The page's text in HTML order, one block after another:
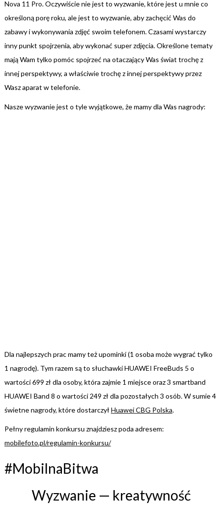
Nova 11 Pro. Oczywiście nie jest to wyzwanie, które jest u mnie co
określoną porę roku, ale jest to wyzwanie, aby zachęcić Was do
zabawy i wykonywania zdjęć swoim telefonem. Czasami wystarczy
inny punkt spojrzenia, aby wykonać super zdjęcia. Określone tematy
mają Wam tylko pomóc spojrzeć na otaczający Was świat trochę z
innej perspektywy, a właściwie trochę z innej perspektywy przez
Wasz aparat w telefonie.
Nasze wyzwanie jest o tyle wyjątkowe, że mamy dla Was nagrody:
Dla najlepszych prac mamy też upominki (1 osoba może wygrać tylko
1 nagrodę). Tym razem są to słuchawki HUAWEI FreeBuds 5 o
wartości 699 zł dla osoby, która zajmie 1 miejsce oraz 3 smartband
HUAWEI Band 8 o wartości 249 zł dla pozostałych 3 osób. W sumie 4
świetne nagrody, które dostarczył Huawei CBG Polska.
Pełny regulamin konkursu znajdziesz poda adresem:
mobilefoto.pl/regulamin-konkursu/
#MobilnaBitwa
Wyzwanie — kreatywność